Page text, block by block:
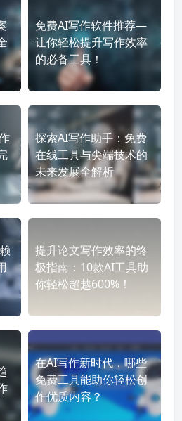
免费AI写作软件推荐—
让你轻松提升写作效率
的必备工具！
探索AI写作助手：免费
在线工具与尖端技术的
未来发展全解析
提升论文写作效率的终
极指南：10款AI工具助
你轻松超越600%！
在AI写作新时代，哪些
免费工具能助你轻松创
作优质内容？